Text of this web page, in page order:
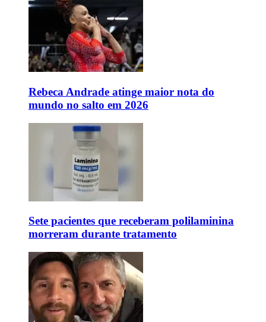
Rebeca Andrade atinge maior nota do
mundo no salto em 2026
Sete pacientes que receberam polilaminina
morreram durante tratamento